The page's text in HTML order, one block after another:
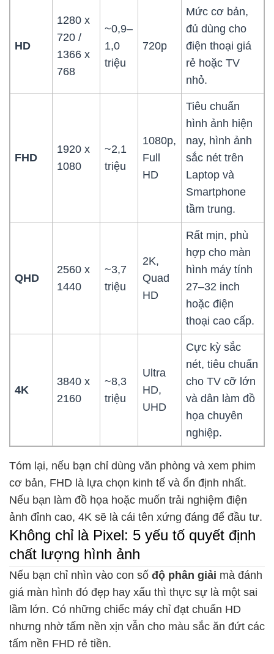
HD
1280 x
720 /
1366 x
768
~0,9–
1,0
triệu
720p
Mức cơ bản,
đủ dùng cho
điện thoại giá
rẻ hoặc TV
nhỏ.
FHD
1920 x
1080
~2,1
triệu
1080p,
Full
HD
Tiêu chuẩn
hình ảnh hiện
nay, hình ảnh
sắc nét trên
Laptop và
Smartphone
tầm trung.
QHD
2560 x
1440
~3,7
triệu
2K,
Quad
HD
Rất mịn, phù
hợp cho màn
hình máy tính
27–32 inch
hoặc điện
thoại cao cấp.
4K
3840 x
2160
~8,3
triệu
Ultra
HD,
UHD
Cực kỳ sắc
nét, tiêu chuẩn
cho TV cỡ lớn
và dân làm đồ
họa chuyên
nghiệp.
Tóm lại, nếu bạn chỉ dùng văn phòng và xem phim
cơ bản, FHD là lựa chọn kinh tế và ổn định nhất.
Nếu bạn làm đồ họa hoặc muốn trải nghiệm điện
ảnh đỉnh cao, 4K sẽ là cái tên xứng đáng để đầu tư.
Không chỉ là Pixel: 5 yếu tố quyết định
chất lượng hình ảnh
Nếu bạn chỉ nhìn vào con số độ phân giải mà đánh
giá màn hình đó đẹp hay xấu thì thực sự là một sai
lầm lớn. Có những chiếc máy chỉ đạt chuẩn HD
nhưng nhờ tấm nền xịn vẫn cho màu sắc ăn đứt các
tấm nền FHD rẻ tiền.